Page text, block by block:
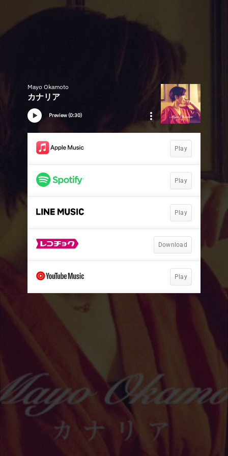
Mayo Okamoto
カナリア
Preview (0:30)
Play
Play
Play
Download
Play